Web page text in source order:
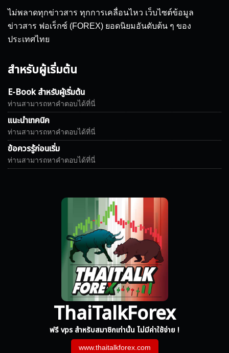
ไม่พลาดทุกข่าวสาร ทุกการเคลื่อนไหว เว็บไซต์ข้อมูล
ข่าวสาร ฟอเร็กซ์ (FOREX) ยอดนิยมอันดับต้น ๆ ของ
ประเทศไทย
สำหรับผู้เริ่มต้น
E-Book สำหรับผู้เริ่มต้น
ท่านสามารถหาคำตอบได้ที่นี่
แนะนำเทคนิค
ท่านสามารถหาคำตอบได้ที่นี่
ข้อควรรู้ก่อนเริ่ม
ท่านสามารถหาคำตอบได้ที่นี่
ThaiTalkForex
ฟรี vps สำหรับสมาชิกเท่านั้น ไม่มีค่าใช้จ่าย !
www.thaitalkforex.com